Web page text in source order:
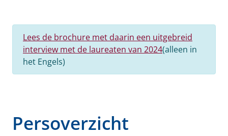
Lees de brochure met daarin een uitgebreid
interview met de laureaten van 2024(alleen in
het Engels)
Persoverzicht